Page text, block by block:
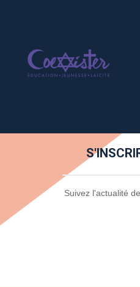
Newsletter Suivez l'actualité